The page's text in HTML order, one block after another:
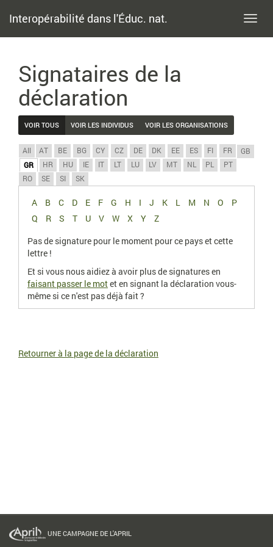
Interopérabilité dans l'Éduc. nat.
Signataires de la
déclaration
VOIR TOUS VOIR LES INDIVIDUS VOIR LES ORGANISATIONS
All AT BE BG CY CZ DE DK EE ES FI FR
GB
GR
HR HU IE IT LT LU LV MT NL PL
PT
RO
SE SI SK
A B C D E F G H I J K L M N O
P
Q
R S T U V W X Y
Z
Pas de signature pour le moment pour ce pays et cette
lettre !
Et si vous nous aidiez à avoir plus de signatures en
faisant passer le motet en signant la déclaration vous-
même si ce n'est pas déjà fait ?
Retourner à la page de la déclaration
UNE CAMPAGNE DE L'APRIL